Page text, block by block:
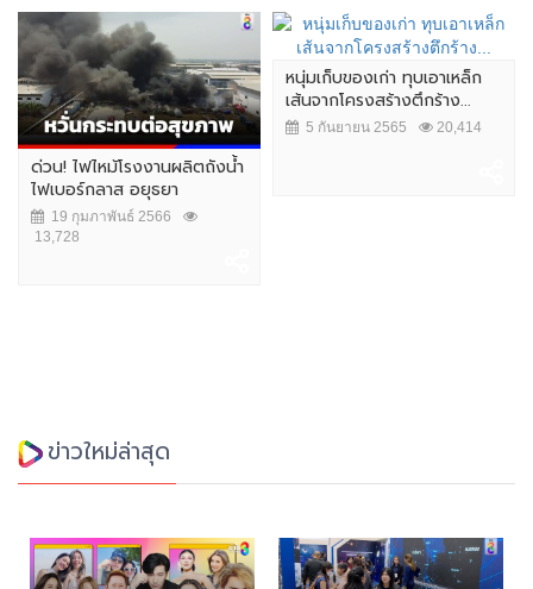
ด่วน! ไฟไหม้โรงงานผลิตถังน้ำ
ไฟเบอร์กลาส อยุธยา
19 กุมภาพันธ์ 2566
13,728
หนุ่มเก็บของเก่า ทุบเอาเหล็ก
เส้นจากโครงสร้างตึกร้าง...
5 กันยายน 2565 20,414
ข่าวใหม่ล่าสุด